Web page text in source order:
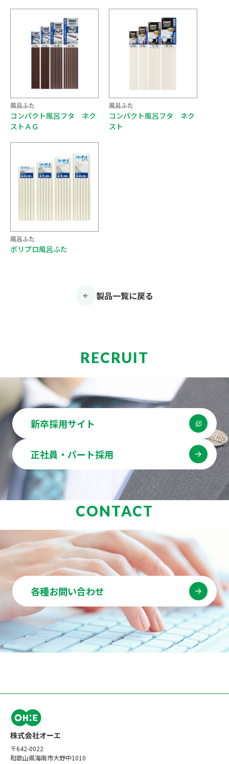
風呂ふた
コンパクト風呂フタ ネク
ストＡＧ
風呂ふた
コンパクト風呂フタ ネク
スト
風呂ふた
ポリプロ風呂ふた
製品一覧に戻る
RECRUIT
新卒採用サイト
正社員・パート採用
CONTACT
各種お問い合わせ
〒642-0022
和歌山県海南市大野中1010